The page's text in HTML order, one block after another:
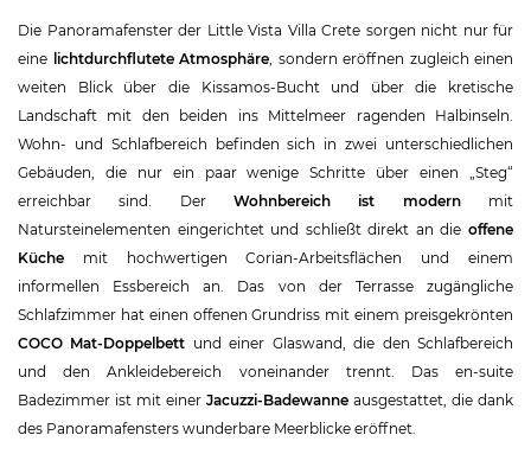
Die Panoramafenster der Little Vista Villa Crete sorgen nicht nur für
eine lichtdurchflutete Atmosphäre , sondern eröffnen zugleich einen
weiten Blick über die Kissamos-Bucht und über die kretische
Landschaft mit den beiden ins Mittelmeer ragenden Halbinseln.
Wohn- und Schlafbereich befinden sich in zwei unterschiedlichen
Gebäuden, die nur ein paar wenige Schritte über einen „Steg“
erreichbar sind. Der Wohnbereich ist modernmit
Natursteinelementen eingerichtet und schließt direkt an die offene
Küche mit hochwertigen Corian-Arbeitsflächen und einem
informellen Essbereich an. Das von der Terrasse zugängliche
Schlafzimmer hat einen offenen Grundriss mit einem preisgekrönten
COCO Mat-Doppelbett und einer Glaswand, die den Schlafbereich
und den Ankleidebereich voneinander trennt. Das en-suite
Badezimmer ist mit einer Jacuzzi-Badewanne ausgestattet, die dank
des Panoramafensters wunderbare Meerblicke eröffnet.